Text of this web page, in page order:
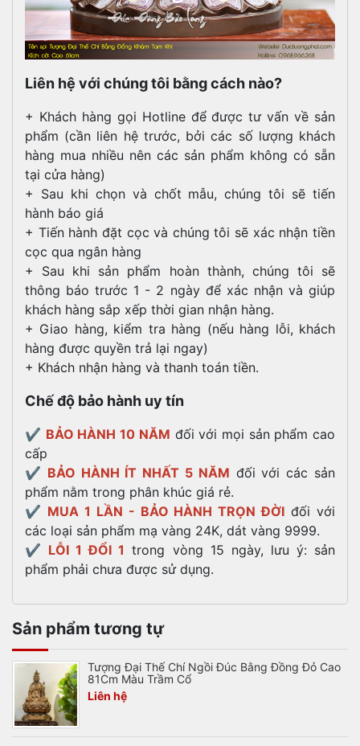
Liên hệ với chúng tôi bằng cách nào?
+ Khách hàng gọi Hotline để được tư vấn về sản
phẩm (cần liên hệ trước, bởi các số lượng khách
hàng mua nhiều nên các sản phẩm không có sẵn
tại cửa hàng)
+ Sau khi chọn và chốt mẫu, chúng tôi sẽ tiến
hành báo giá
+ Tiến hành đặt cọc và chúng tôi sẽ xác nhận tiền
cọc qua ngân hàng
+ Sau khi sản phẩm hoàn thành, chúng tôi sẽ
thông báo trước 1 - 2 ngày để xác nhận và giúp
khách hàng sắp xếp thời gian nhận hàng.
+ Giao hàng, kiểm tra hàng (nếu hàng lỗi, khách
hàng được quyền trả lại ngay)
+ Khách nhận hàng và thanh toán tiền.
Chế độ bảo hành uy tín
✔️ BẢO HÀNH 10 NĂM đối với mọi sản phẩm cao
cấp
✔️ BẢO HÀNH ÍT NHẤT 5 NĂM đối với các sản
phẩm nằm trong phân khúc giá rẻ.
✔️ MUA 1 LẦN - BẢO HÀNH TRỌN ĐỜI đối với
các loại sản phẩm mạ vàng 24K, dát vàng 9999.
✔️ LỖI 1 ĐỔI 1 trong vòng 15 ngày, lưu ý: sản
phẩm phải chưa được sử dụng.
Sản phẩm tương tự
Tượng Đại Thế Chí Ngồi Đúc Bằng Đồng Đỏ Cao
81Cm Màu Trầm Cổ
Liên hệ